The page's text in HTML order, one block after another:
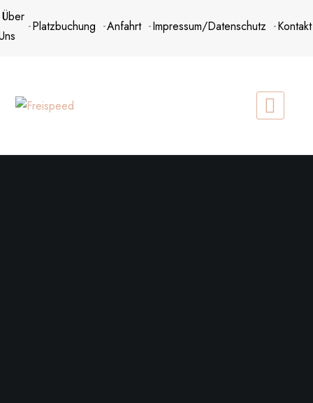
Zum
Inhalt
Über
Platzbuchung Anfahrt Impressum/Datenschutz Kontakt